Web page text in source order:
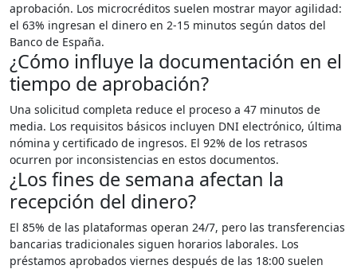
aprobación. Los microcréditos suelen mostrar mayor agilidad:
el 63% ingresan el dinero en 2-15 minutos según datos del
Banco de España.
¿Cómo influye la documentación en el
tiempo de aprobación?
Una solicitud completa reduce el proceso a 47 minutos de
media. Los requisitos básicos incluyen DNI electrónico, última
nómina y certificado de ingresos. El 92% de los retrasos
ocurren por inconsistencias en estos documentos.
¿Los fines de semana afectan la
recepción del dinero?
El 85% de las plataformas operan 24/7, pero las transferencias
bancarias tradicionales siguen horarios laborales. Los
préstamos aprobados viernes después de las 18:00 suelen